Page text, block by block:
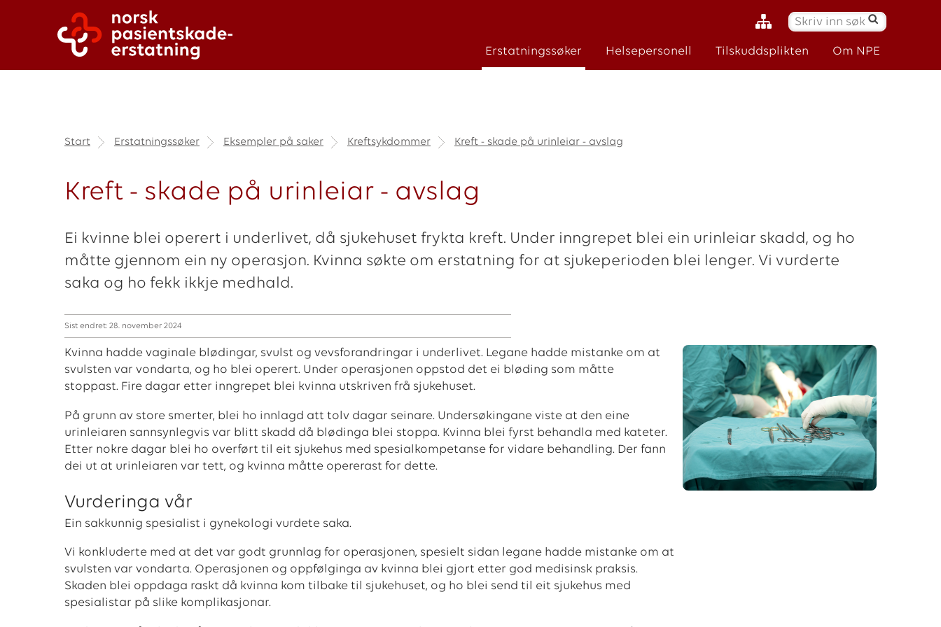
S
k
:
Erstatningssøker Helsepersonell Tilskuddsplikten Om NPE
Start Erstatningssøker Eksempler på saker Kreftsykdommer Kreft - skade på urinleiar - avslag
Kreft - skade på urinleiar - avslag
Ei kvinne blei operert i underlivet, då sjukehuset frykta kreft. Under inngrepet blei ein urinleiar skadd, og ho
måtte gjennom ein ny operasjon. Kvinna søkte om erstatning for at sjukeperioden blei lenger. Vi vurderte
saka og ho fekk ikkje medhald.
Sist endret: 28. november 2024
Kvinna hadde vaginale blødingar, svulst og vevsforandringar i underlivet. Legane hadde mistanke om at
svulsten var vondarta, og ho blei operert. Under operasjonen oppstod det ei bløding som måtte
stoppast. Fire dagar etter inngrepet blei kvinna utskriven frå sjukehuset.
På grunn av store smerter, blei ho innlagd att tolv dagar seinare. Undersøkingane viste at den eine
urinleiaren sannsynlegvis var blitt skadd då blødinga blei stoppa. Kvinna blei fyrst behandla med kateter.
Etter nokre dagar blei ho overført til eit sjukehus med spesialkompetanse for vidare behandling. Der fann
dei ut at urinleiaren var tett, og kvinna måtte opererast for dette.
Vurderinga vår
Ein sakkunnig spesialist i gynekologi vurdete saka.
Vi konkluderte med at det var godt grunnlag for operasjonen, spesielt sidan legane hadde mistanke om at
svulsten var vondarta. Operasjonen og oppfølginga av kvinna blei gjort etter god medisinsk praksis.
Skaden blei oppdaga raskt då kvinna kom tilbake til sjukehuset, og ho blei send til eit sjukehus med
spesialistar på slike komplikasjonar.